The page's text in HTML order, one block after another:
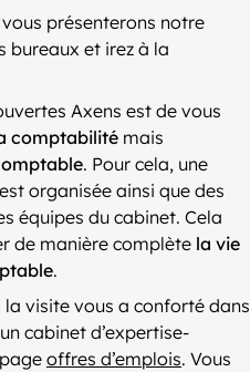
présenterons notre
bureaux et irez à la
Axens est de vous
comptabilité mais
. Pour cela, une
organisée ainsi que des
équipes du cabinet. Cela
de manière complète la vie
.
la visite vous a conforté dans
cabinet d’expertise-
offres d’emplois. Vous